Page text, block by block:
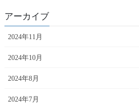
アーカイブ
2024年11月
2024年10月
2024年8月
2024年7月